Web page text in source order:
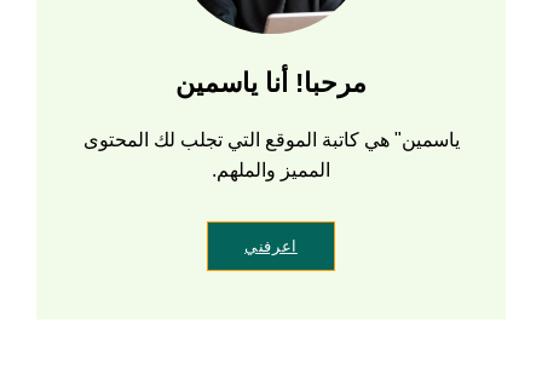
مرحبا! أنا ياسمين
ياسمين" هي كاتبة الموقع التي تجلب لك المحتوى
المميز والملهم.
اعرفني